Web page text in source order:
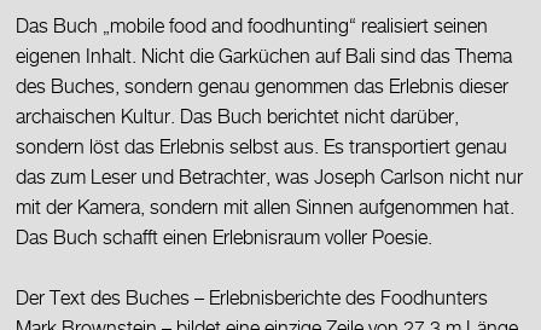
Das Buch „mobile food and foodhunting“ realisiert seinen
eigenen Inhalt. Nicht die Garküchen auf Bali sind das Thema
des Buches, sondern genau genommen das Erlebnis dieser
archaischen Kultur. Das Buch berichtet nicht darüber,
sondern löst das Erlebnis selbst aus. Es transportiert genau
das zum Leser und Betrachter, was Joseph Carlson nicht nur
mit der Kamera, sondern mit allen Sinnen aufgenommen hat.
Das Buch schafft einen Erlebnisraum voller Poesie.
Der Text des Buches – Erlebnisberichte des Foodhunters